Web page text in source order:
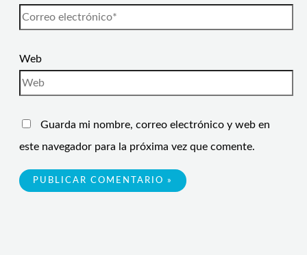
Web
Guarda mi nombre, correo electrónico y web en
este navegador para la próxima vez que comente.